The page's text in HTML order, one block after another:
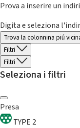
Prova a inserire un
Digita e seleziona
Trova la colonnina piú
Filtri
Filtri
Seleziona i filtri
Presa
TYPE 2